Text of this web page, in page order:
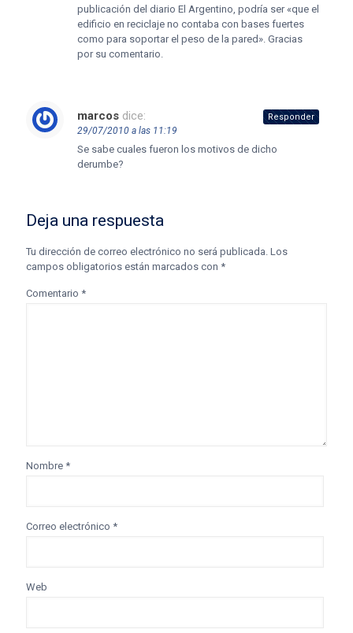
publicación del diario El Argentino, podría ser «que el
edificio en reciclaje no contaba con bases fuertes
como para soportar el peso de la pared». Gracias
por su comentario.
marcos dice:
29/07/2010 a las 11:19
Se sabe cuales fueron los motivos de dicho
derumbe?
Responder
Deja una respuesta
Tu dirección de correo electrónico no será publicada. Los
campos obligatorios están marcados con *
Comentario *
Nombre *
Correo electrónico *
Web